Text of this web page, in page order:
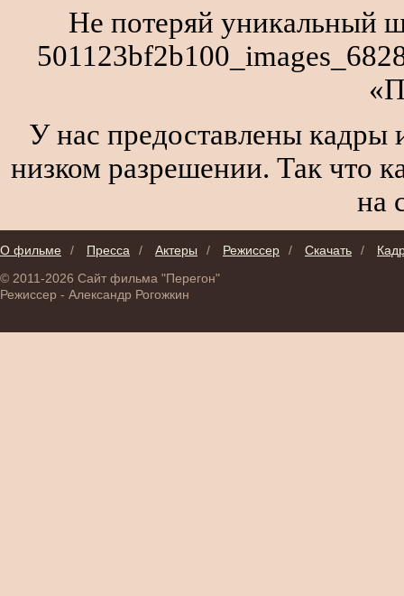
Не потеряй уникальный
У нас предоставлены кадры
низком разрешении. Так что
на
О фильме / Пресса / Актеры / Режиссер / Скачать /
© 2011-2026 Сайт фильма "Перегон"
Режиссер - Александр Рогожкин